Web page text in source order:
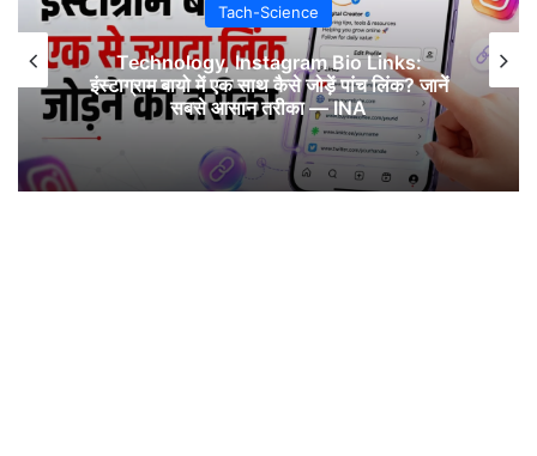
Tach-Science
Technology, Instagram Bio Links:
इंस्टाग्राम बायो में एक साथ कैसे जोड़ें पांच लिंक? जानें
सबसे आसान तरीका — INA